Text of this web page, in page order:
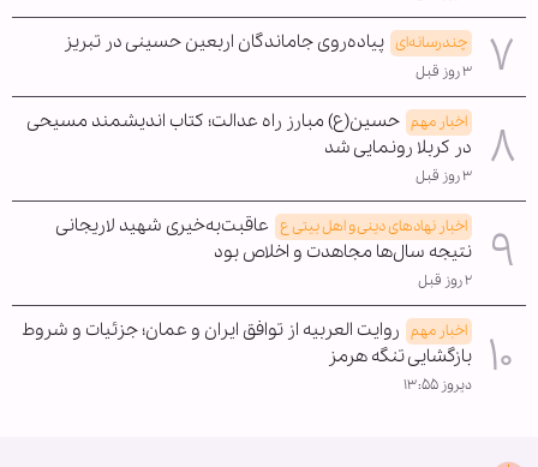
چندرسانه‌ای پیاده‌روی جاماندگان اربعین حسینی در تبریز
۳ روز قبل
اخبار مهم حسین(ع) مبارز راه عدالت؛ کتاب اندیشمند مسیحی
در کربلا رونمایی شد
۳ روز قبل
اخبار نهادهای دینی و اهل بیتی ع عاقبت‌به‌خیری شهید لاریجانی
نتیجه سال‌ها مجاهدت و اخلاص بود
۲ روز قبل
اخبار مهم روایت العربیه از توافق ایران و عمان؛ جزئیات و شروط
بازگشایی تنگه هرمز
دیروز ۱۳:۵۵